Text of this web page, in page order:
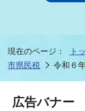
現在のページ： ト
市県民税
令和６
広告バナー